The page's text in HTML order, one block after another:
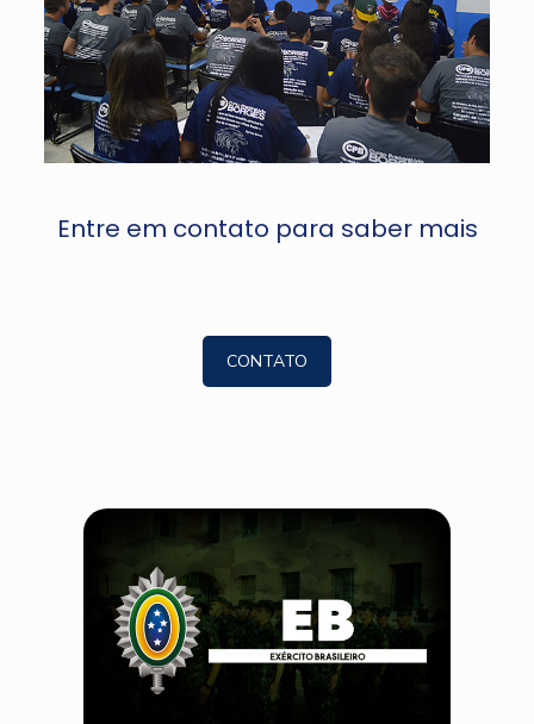
Entre em contato para saber mais
CONTATO